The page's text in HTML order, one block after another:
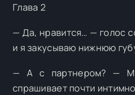
Глава 2
— Да, нравится… — голос
и я закусываю нижнюю
— А с партнером? —
спрашивает почти